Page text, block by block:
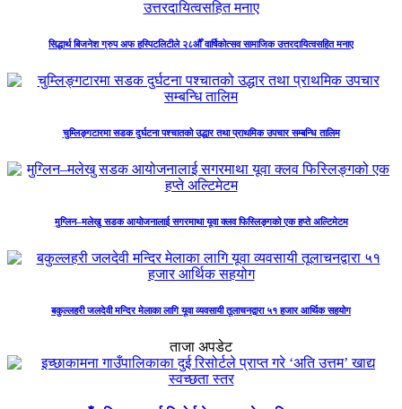
सिद्धार्थ बिजनेश ग्रुप अफ हस्पिटलिटीले २८औँ वार्षिकोत्सव सामाजिक उत्तरदायित्वसहित मनाए
चुम्लिङ्गटारमा सडक दुर्घटना पश्चातको उद्धार तथा प्राथमिक उपचार सम्बन्धि तालिम
मुग्लिन–मलेखु सडक आयोजनालाई सगरमाथा यूवा क्लव फिस्लिङ्गको एक हप्ते अल्टिमेटम
बकुल्लहरी जलदेवी मन्दिर मेलाका लागि यूवा व्यवसायी तूलाचनद्वारा ५१ हजार आर्थिक सहयोग
ताजा अपडेट